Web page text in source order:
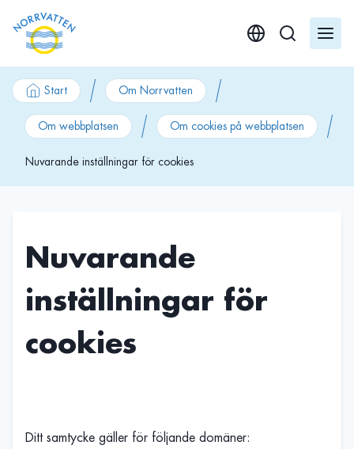
Start Om Norrvatten
Om webbplatsen Om cookies på webbplatsen
Nuvarande inställningar för cookies
Nuvarande
inställningar för
cookies
Ditt samtycke gäller för följande domäner: